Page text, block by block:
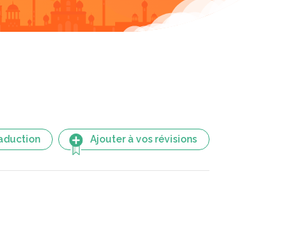
Ajouter à vos révisions